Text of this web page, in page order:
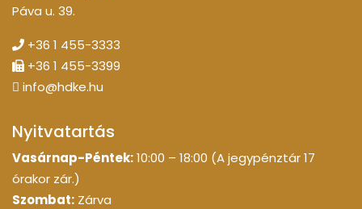
Páva u. 39.
+36 1 455-3333
+36 1 455-3399
info@hdke.hu
Nyitvatartás
Vasárnap-Péntek:10:00 – 18:00 (A jegypénztár 17
órakor zár.)
Szombat: Zárva